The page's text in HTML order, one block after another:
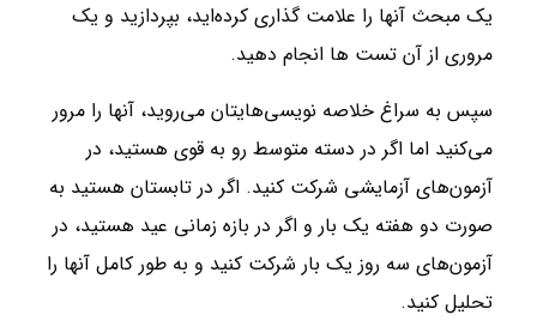
یک مبحث آنها را علامت گذاری کرده‌اید، بپردازید و یک
مروری از آن تست ها انجام دهید.
سپس به سراغ خلاصه نویسی‌هایتان می‌روید، آنها را مرور
می‌کنید اما اگر در دسته متوسط رو به قوی هستید، در
آزمون‌های آزمایشی شرکت کنید. اگر در تابستان هستید به
صورت دو هفته یک بار و اگر در بازه زمانی عید هستید، در
آزمون‌های سه روز یک بار شرکت کنید و به طور کامل آنها را
تحلیل کنید.